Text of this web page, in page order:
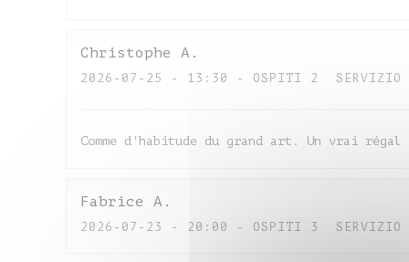
Christophe A
2026-07-25 - 13:30 - OSPITI 2 SERVIZIO
Comme d'habitude du grand art. Un vrai
Fabrice A
2026-07-23 - 20:00 - OSPITI 3 SERVIZIO